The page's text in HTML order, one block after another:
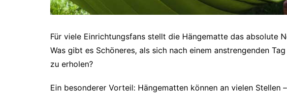
Für viele Einrichtungsfans stellt die Hängematte das absolute
Was gibt es Schöneres, als sich nach einem anstrengenden
zu erholen?
Ein besonderer Vorteil: Hängematten können an vielen Stellen